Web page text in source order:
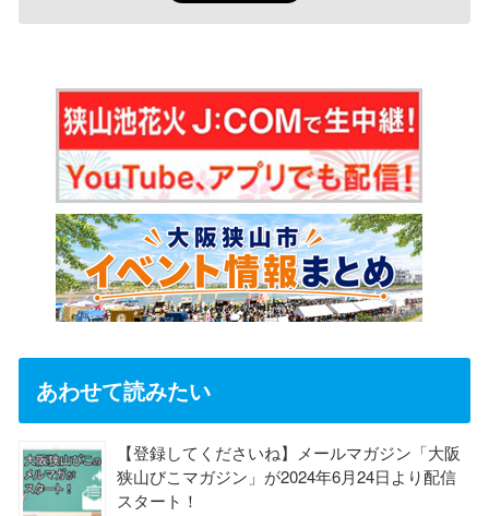
あわせて読みたい
【登録してくださいね】メールマガジン「大阪
狭山びこマガジン」が2024年6月24日より配信
スタート！